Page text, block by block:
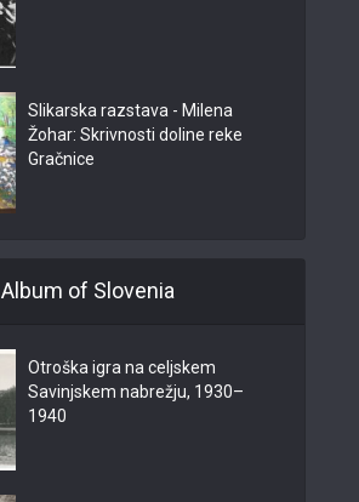
Slikarska razstava - Milena
Žohar: Skrivnosti doline reke
Gračnice
Album of Slovenia
Otroška igra na celjskem
Savinjskem nabrežju, 1930–
1940